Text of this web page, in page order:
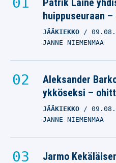
Patrik Laine
huippuseuraan
JÄÄKIEKKO
JANNE NIEMENMAA
Aleksander
ykköseksi –
JÄÄKIEKKO
JANNE NIEMENMAA
Jarmo